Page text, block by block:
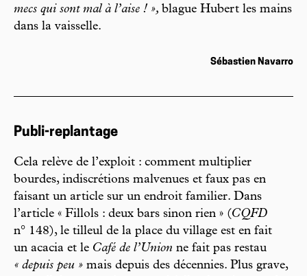
mecs qui sont mal à l’aise ! », blague Hubert les mains
dans la vaisselle.
Sébastien Navarro
Publi-replantage
Cela relève de l’exploit : comment multiplier
bourdes, indiscrétions malvenues et faux pas en
faisant un article sur un endroit familier. Dans
l’article « Fillols : deux bars sinon rien » (CQFD
n° 148), le tilleul de la place du village est en fait
un acacia et le Café de l’Union ne fait pas restau
« depuis peu » mais depuis des décennies. Plus grave,